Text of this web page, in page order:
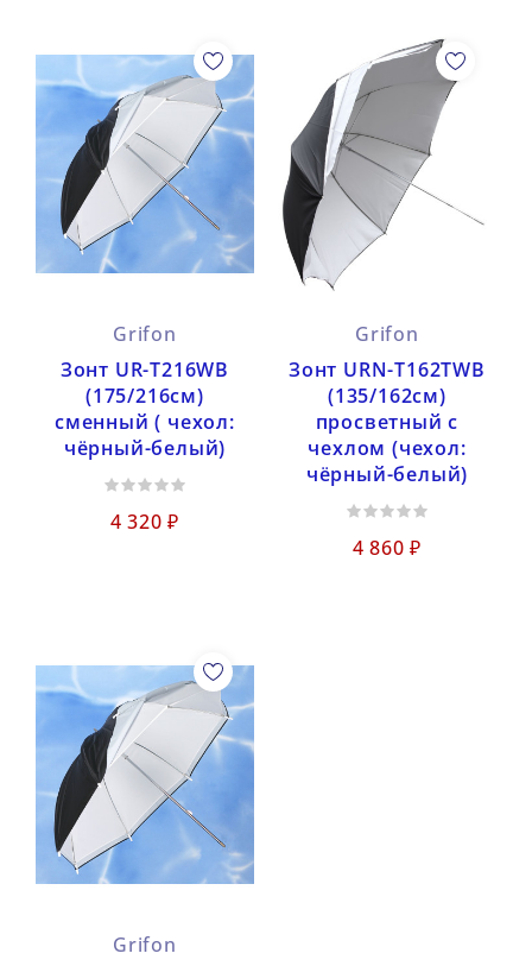
Grifon
Зонт UR-T216WB
(175/216см)
сменный ( чехол:
чёрный-белый)
4 320 ₽
Grifon
Зонт URN-T162TWB
(135/162см)
просветный с
чехлом (чехол:
чёрный-белый)
4 860 ₽
Grifon